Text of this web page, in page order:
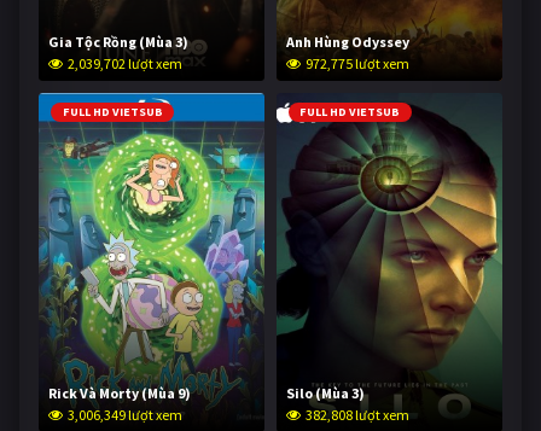
Gia Tộc Rồng (Mùa 3)
2,039,702 lượt xem
Anh Hùng Odyssey
972,775 lượt xem
FULL HD VIETSUB
Rick Và Morty (Mùa 9)
3,006,349 lượt xem
FULL HD VIETSUB
Silo (Mùa 3)
382,808 lượt xem